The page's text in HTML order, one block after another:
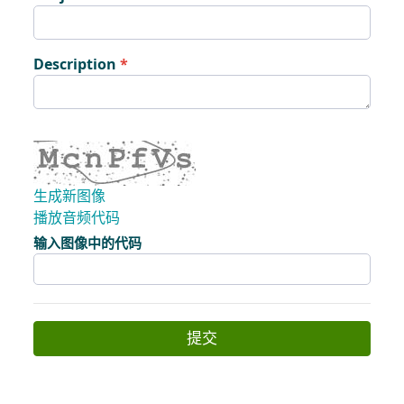
Description
生成新图像
播放音频代码
新图像已准备就绪
输入图像中的代码